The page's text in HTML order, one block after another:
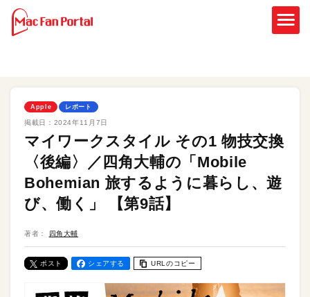
Apple レポート
掲載日： 2024年11月7日
マイワークスタイル その1 物技交換
〈後編〉／四角大輔の「Mobile
Bohemian 旅するように暮らし、遊
び、働く」 【第9話】
著者： 四角大輔
ポスト シェアする URLのコピー